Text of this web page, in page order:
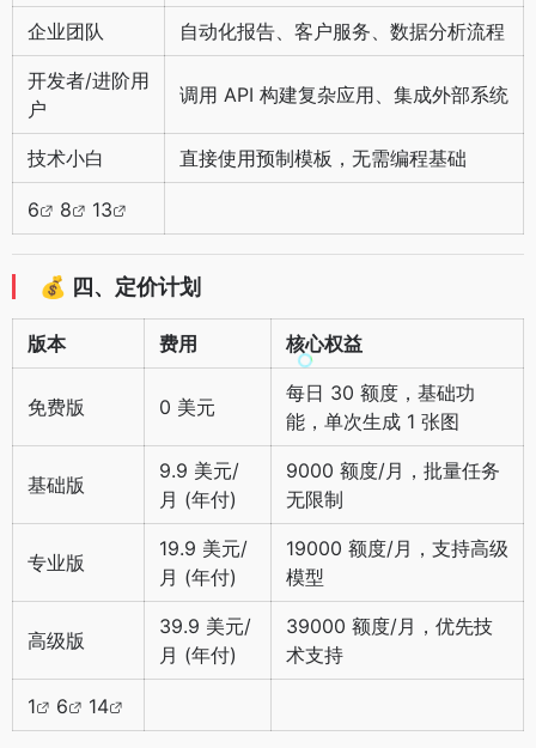
企业团队 自动化报告、客户服务、数据分析流程
开发者/进阶用
户
调用 API 构建复杂应用、集成外部系统
技术小白 直接使用预制模板，无需编程基础
6 8 13
💰 四、定价计划
版本 费用 核心权益
免费版 0 美元
每日 30 额度，基础功
能，单次生成 1 张图
基础版
9.9 美元/
月 (年付)
9000 额度/月，批量任务
无限制
专业版
19.9 美元/
月 (年付)
19000 额度/月，支持高级
模型
高级版
39.9 美元/
月 (年付)
39000 额度/月，优先技
术支持
1 6 14